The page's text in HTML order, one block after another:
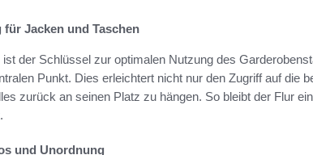
Jacken und Taschen
der Schlüssel zur optimalen Nutzung des
Punkt. Dies erleichtert nicht nur den Zugriff auf die
zurück an seinen Platz zu hängen. So bleibt der Flur
und Unordnung